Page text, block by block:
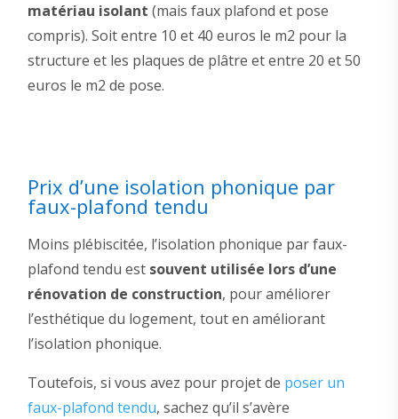
matériau isolant (mais faux plafond et pose
compris). Soit entre 10 et 40 euros le m2 pour la
structure et les plaques de plâtre et entre 20 et 50
euros le m2 de pose.
Prix d’une isolation phonique par
faux-plafond tendu
Moins plébiscitée, l’isolation phonique par faux-
plafond tendu est souvent utilisée lors d’une
rénovation de construction, pour améliorer
l’esthétique du logement, tout en améliorant
l’isolation phonique.
Toutefois, si vous avez pour projet de poser un
faux-plafond tendu, sachez qu’il s’avère